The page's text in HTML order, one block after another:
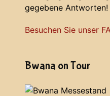
gegebene Antworten!
Besuchen Sie unser
Bwana on Tour